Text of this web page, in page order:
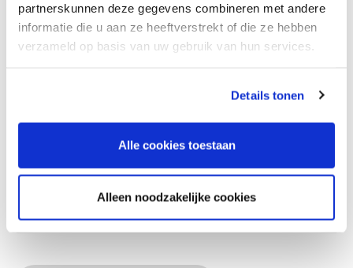
partnerskunnen deze gegevens combineren met andere
informatie die u aan ze heeftverstrekt of die ze hebben
verzameld op basis van uw gebruik van hun services.
Details tonen
Alle cookies toestaan
Alleen noodzakelijke cookies
Locatie:
NH Hotel
Orthopedagogen en psychologen - NIP K&J/NVO: 5,5 punt